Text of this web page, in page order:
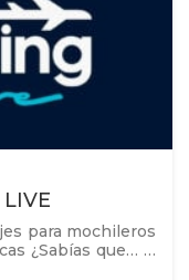
para mochileros
¿Sabías que… …